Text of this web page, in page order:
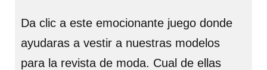
Da clic a este emocionante juego donde
ayudaras a vestir a nuestras modelos
para la revista de moda. Cual de ellas